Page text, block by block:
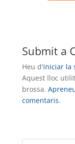
Submit a
Heu d'iniciar la
Aquest lloc
brossa.
comentaris.